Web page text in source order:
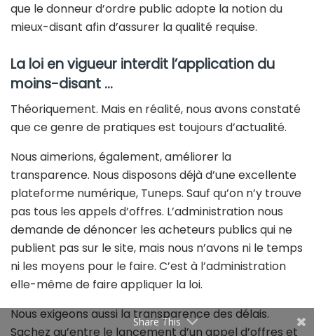
que le donneur d’ordre public adopte la notion du
mieux-disant afin d’assurer la qualité requise.
La loi en vigueur interdit l’application du
moins-disant …
Théoriquement. Mais en réalité, nous avons constaté
que ce genre de pratiques est toujours d’actualité.
Nous aimerions, également, améliorer la
transparence. Nous disposons déjà d’une excellente
plateforme numérique, Tuneps. Sauf qu’on n’y trouve
pas tous les appels d’offres. L’administration nous
demande de dénoncer les acheteurs publics qui ne
publient pas sur le site, mais nous n’avons ni le temps
ni les moyens pour le faire. C’est à l’administration
elle-même de faire appliquer la loi.
Nous exigeons aussi la transparence des délais.
Sachez qu’entre le lancement d’un appel d’offres et
Share This